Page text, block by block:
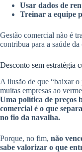
Usar dados de
Treinar a equipe
Gestão comercial não é
contribua para a saúde da
Desconto sem estratégia
A ilusão de que “baixar o
muitas empresas ao
Uma política de preços
comercial é o que
no fio da navalha.
Porque, no fim, não
sabe valorizar o que